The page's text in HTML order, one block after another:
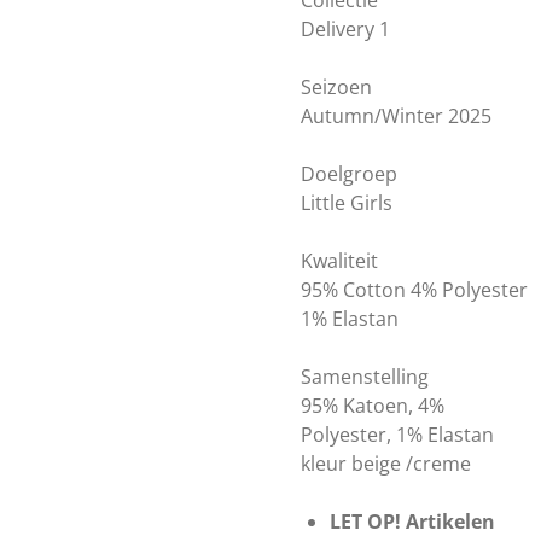
Delivery 1
Seizoen
Autumn/Winter 2025
Doelgroep
Little Girls
Kwaliteit
95% Cotton 4% Polyester
1% Elastan
Samenstelling
95% Katoen, 4%
Polyester, 1% Elastan
kleur beige /creme
LET OP! Artikelen